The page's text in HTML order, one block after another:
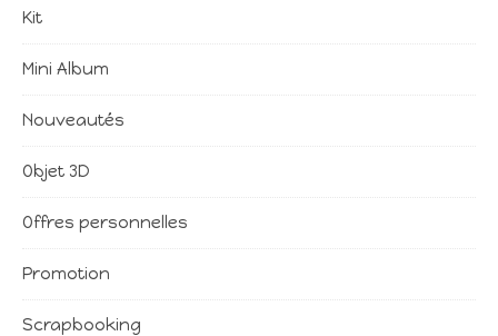
Kit
Mini Album
Nouveautés
Objet 3D
Offres personnelles
Promotion
Scrapbooking